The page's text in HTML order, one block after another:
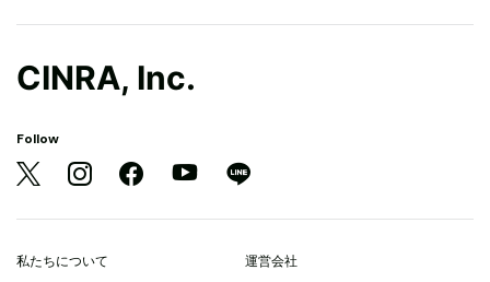
CINRA, Inc.
Follow
私たちについて 運営会社